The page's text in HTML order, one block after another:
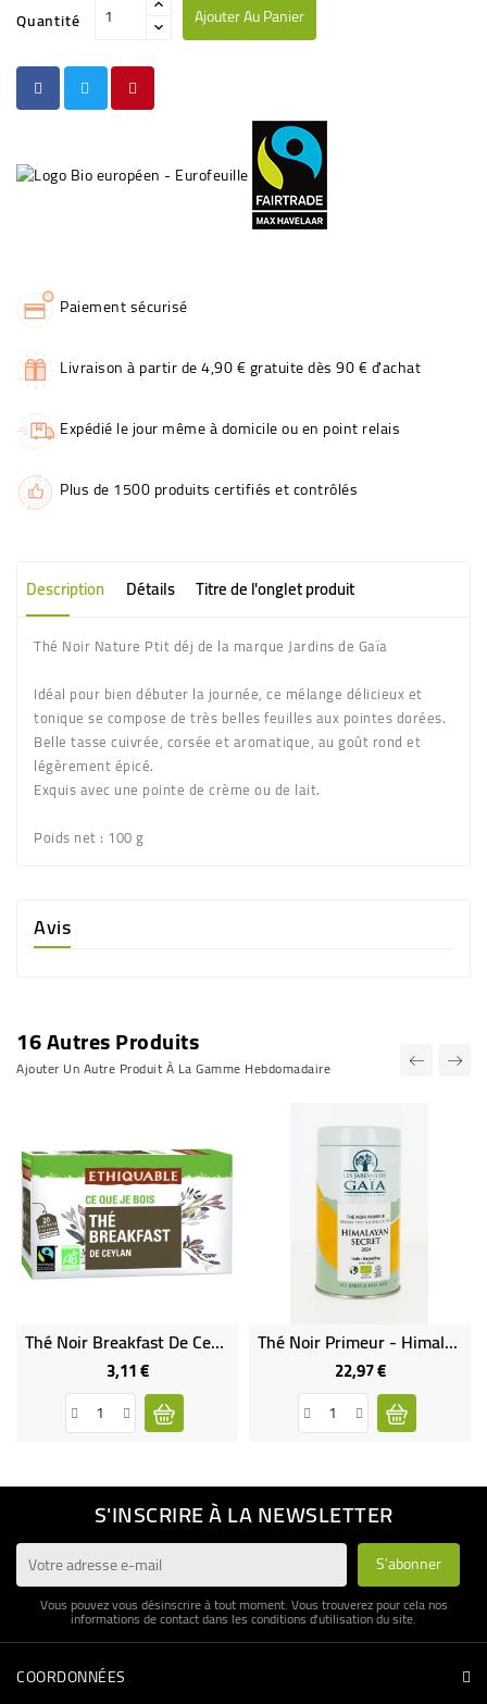
Quantité Ajouter Au Panier
Paiement sécurisé
Livraison à partir de 4,90 € gratuite dès 90 € d'achat
Expédié le jour même à domicile ou en point relais
Plus de 1500 produits certifiés et contrôlés
Description Détails Titre de l'onglet produit
Thé Noir Nature Ptit déj de la marque Jardins de Gaïa
Idéal pour bien débuter la journée, ce mélange délicieux et
tonique se compose de très belles feuilles aux pointes dorées.
Belle tasse cuivrée, corsée et aromatique, au goût rond et
légèrement épicé.
Exquis avec une pointe de crème ou de lait.
Poids net : 100 g
Avis
16 Autres Produits
Ajouter Un Autre Produit À La Gamme Hebdomadaire
Thé Noir Breakfast De Ceylan Bio & Équitable
3,11 €Prix
Thé Noir Primeur - Himalayan Secret 2024
22,97 €Prix
S'INSCRIRE À LA NEWSLETTER
Vous pouvez vous désinscrire à tout moment. Vous trouverez pour cela nos
informations de contact dans les conditions d'utilisation du site.
COORDONNÉES